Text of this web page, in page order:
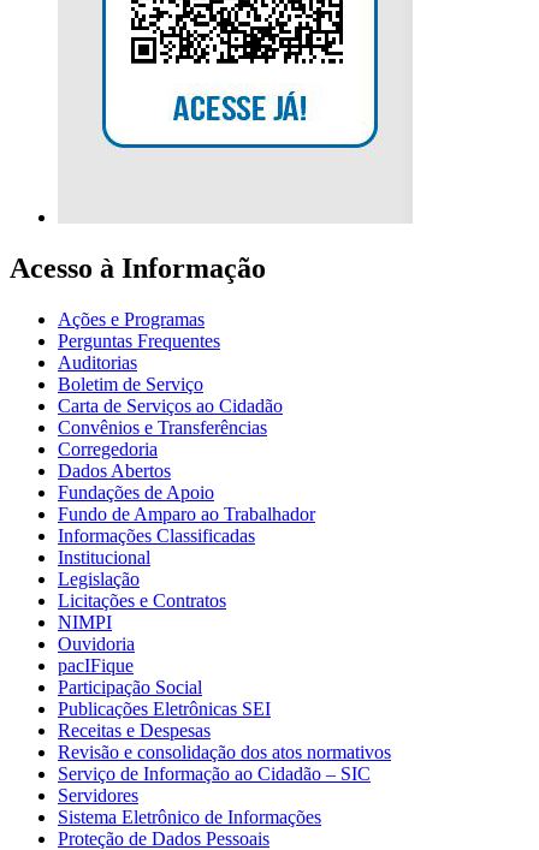
Acesso à Informação
Ações e Programas
Perguntas Frequentes
Auditorias
Boletim de Serviço
Carta de Serviços ao Cidadão
Convênios e Transferências
Corregedoria
Dados Abertos
Fundações de Apoio
Fundo de Amparo ao Trabalhador
Informações Classificadas
Institucional
Legislação
Licitações e Contratos
NIMPI
Ouvidoria
pacIFique
Participação Social
Publicações Eletrônicas SEI
Receitas e Despesas
Revisão e consolidação dos atos normativos
Serviço de Informação ao Cidadão – SIC
Servidores
Sistema Eletrônico de Informações
Proteção de Dados Pessoais